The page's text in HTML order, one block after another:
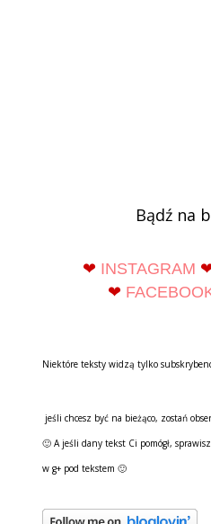
Bądź na
❤ INSTAGRAM
❤
Niektóre teksty widzą tylko
jeśli chcesz być na bieżąco, zostań
🙂 A jeśli dany tekst Ci pomógł,
w g+ pod tekstem 🙂